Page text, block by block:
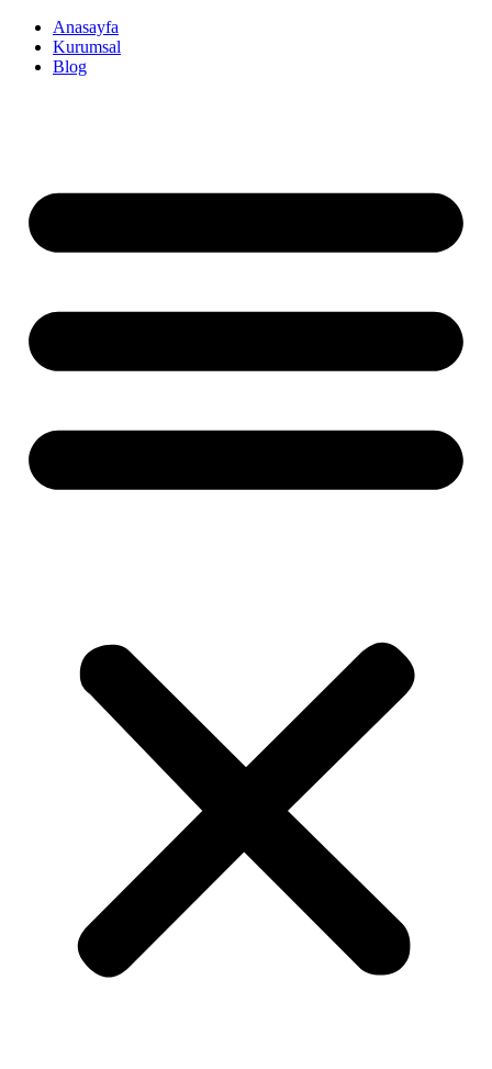
İçeriğe Anasayfa
Kurumsal
Blog